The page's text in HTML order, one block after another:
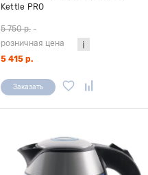
Kettle PRO
5 750 р. -
розничная цена
5 415 р.
Заказать